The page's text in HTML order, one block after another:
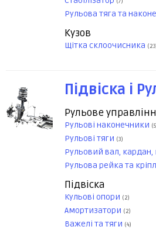
Рульова тяга та
Кузов
Щітка склоочисника
Підвіска і
Рульове
Рульові наконечники
Рульові тяги (3)
Рульовий вал, кардан,
Рульова рейка та
Підвіска
Кульові опори (2)
Амортизатори (2)
Важелі та тяги (4)